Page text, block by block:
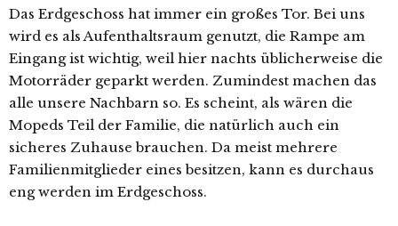
Das Erdgeschoss hat immer ein großes Tor. Bei uns
wird es als Aufenthaltsraum genutzt, die Rampe am
Eingang ist wichtig, weil hier nachts üblicherweise die
Motorräder geparkt werden. Zumindest machen das
alle unsere Nachbarn so. Es scheint, als wären die
Mopeds Teil der Familie, die natürlich auch ein
sicheres Zuhause brauchen. Da meist mehrere
Familienmitglieder eines besitzen, kann es durchaus
eng werden im Erdgeschoss.